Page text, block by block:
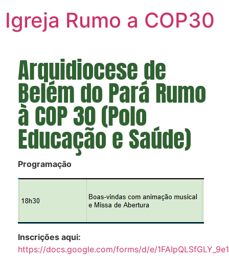
Igreja Rumo a COP30
Arquidiocese de
Belém do Pará Rumo
à COP 30 (Polo
Educação e Saúde)
Programação
Inscrições aqui:
https://docs.google.com/forms/d/e/